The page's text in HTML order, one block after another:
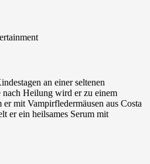
an einer seltenen
Heilung wird er zu einem
mit Vampirfledermäusen aus Costa
er ein heilsames Serum mit